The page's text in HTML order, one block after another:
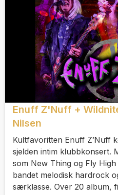
Enuff Z'Nuff +
Nilsen
Kultfavoritten Enuff Z’Nuff
sjelden intim klubbkonsert.
som New Thing og Fly
bandet melodisk hardrock
særklasse. Over 20 album,